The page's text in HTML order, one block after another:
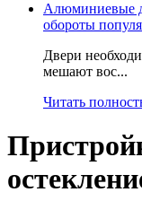
Алюминиевые
обороты
Двери
мешают вос...
Читать